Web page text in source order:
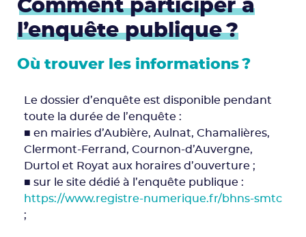
Comment participer à
l’enquête publique ?
Où trouver les informations ?
Le dossier d’enquête est disponible pendant
toute la durée de l’enquête :
■ en mairies d’Aubière, Aulnat, Chamalières,
Clermont-Ferrand, Cournon-d’Auvergne,
Durtol et Royat aux horaires d’ouverture ;
■ sur le site dédié à l’enquête publique :
https://www.registre-numerique.fr/bhns-smtc
;